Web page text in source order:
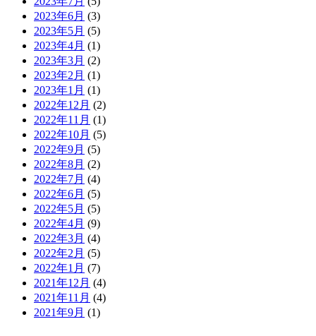
2023年6月 (3)
2023年5月 (5)
2023年4月 (1)
2023年3月 (2)
2023年2月 (1)
2023年1月 (1)
2022年12月 (2)
2022年11月 (1)
2022年10月 (5)
2022年9月 (5)
2022年8月 (2)
2022年7月 (4)
2022年6月 (5)
2022年5月 (5)
2022年4月 (9)
2022年3月 (4)
2022年2月 (5)
2022年1月 (7)
2021年12月 (4)
2021年11月 (4)
2021年9月 (1)